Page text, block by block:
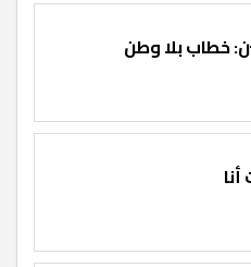
خطاب بلا وطن